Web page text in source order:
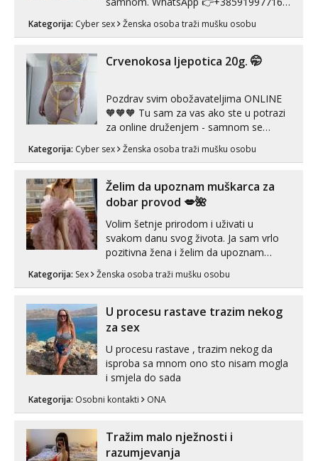
Telegram 👉@enafriedrichkis Radim
videopozive s licem, solo i s partnerom,
kombinacije halteri, haljine, štikle,
samostojeće itd. Nudim svakakva videa
Kategorija: Cyber sex Ženska osoba traži mušku osobu
Crvenokosa ljepotica 20g. 🤭
Pozdrav svim obožavateljima ONLINE
🧡🧡🧡 Tu sam za vas ako ste u potrazi
za online druženjem - samnom se
možete zabaviti preko videopoziva, ili
ako vam nisam dovoljna radim i u paru i
😉 Radim i vruća tipkanja uz slike i hot
line pozive. Za vas sam pripremila ...
Kategorija: Cyber sex Ženska osoba traži mušku osobu
Želim da upoznam muškarca za
dobar provod 💋🌺
Volim šetnje prirodom i uživati u
svakom danu svog života. Ja sam vrlo
pozitivna žena i želim da upoznam
može i nešto više.💋🌺 Klikni na link
Kategorija: Sex Ženska osoba traži mušku osobu
U procesu rastave trazim nekog
za sex
U procesu rastave , trazim nekog da
isproba sa mnom ono sto nisam mogla
i smjela do sada
Kategorija: Osobni kontakti ONA
Tražim malo nježnosti i
razumjevanja